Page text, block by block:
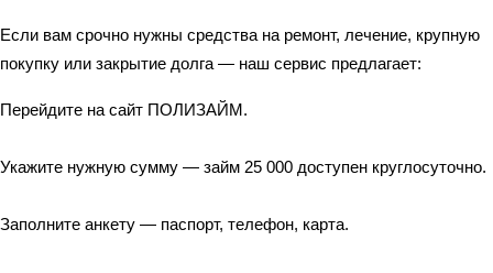
Если вам срочно нужны средства на ремонт, лечение, крупную
покупку или закрытие долга — наш сервис предлагает:
Перейдите на сайт ПОЛИЗАЙМ.
Укажите нужную сумму — займ 25 000 доступен круглосуточно.
Заполните анкету — паспорт, телефон, карта.